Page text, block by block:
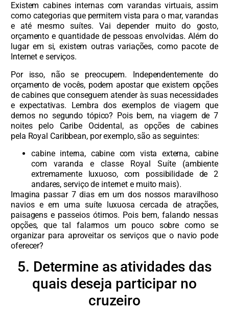
Existem cabines internas com varandas virtuais, assim
como categorias que permitem vista para o mar, varandas
e até mesmo suítes. Vai depender muito do gosto,
orçamento e quantidade de pessoas envolvidas. Além do
lugar em si, existem outras variações, como pacote de
Internet e serviços.
Por isso, não se preocupem. Independentemente do
orçamento de vocês, podem apostar que existem opções
de cabines que conseguem atender às suas necessidades
e expectativas. Lembra dos exemplos de viagem que
demos no segundo tópico? Pois bem, na viagem de 7
noites pelo Caribe Ocidental, as opções de cabines
pela Royal Caribbean, por exemplo, são as seguintes:
cabine interna, cabine com vista externa, cabine
com varanda e classe Royal Suíte (ambiente
extremamente luxuoso, com possibilidade de 2
andares, serviço de internet e muito mais).
Imagina passar 7 dias em um dos nossos maravilhoso
navios e em uma suíte luxuosa cercada de atrações,
paisagens e passeios ótimos. Pois bem, falando nessas
opções, que tal falarmos um pouco sobre como se
organizar para aproveitar os serviços que o navio pode
oferecer?
5. Determine as atividades das
quais deseja participar no
cruzeiro